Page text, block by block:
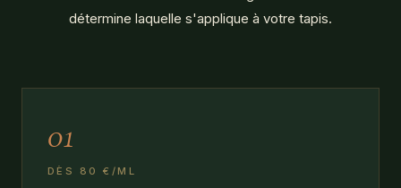
détermine laquelle s'applique à votre tapis.
01
DÈS 80 €/ML